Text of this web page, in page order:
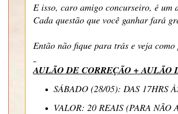
E isso, caro amigo concurseiro, é um
Cada questão que você ganhar fará
Então não fique para trás e veja
AULÃO DE CORREÇÃO + AULÃO
SÁBADO (28/05): DAS 17HRS
VALOR: 20 REAIS (PARA NÃO